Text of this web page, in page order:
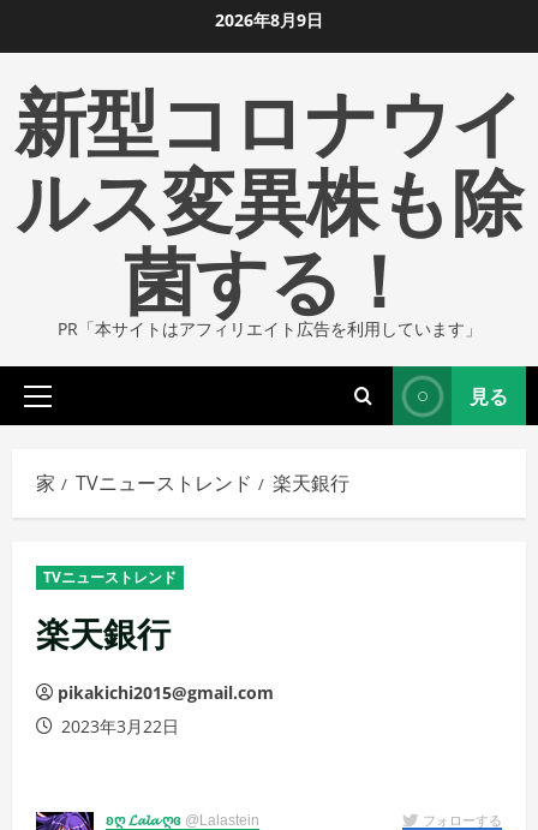
ン
ツ
ま
2026年8月9日
新型コロナウイ
ルス変異株も除
菌する！
PR「本サイトはアフィリエイト広告を利用しています」
プ
イ
マ
ニ
ュ
ー
見る
家 TVニューストレンド 楽天銀行
TVニューストレンド
楽天銀行
pikakichi2015@gmail.com
2023年3月22日
ʚღ 𝓛𝓪𝓵𝓪 ღɞ @Lalastein フォローする